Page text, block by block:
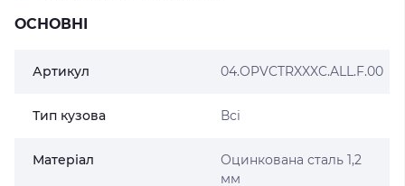
ОСНОВНІ
Артикул 04.OPVCTRXXXC.ALL.F.00
Тип кузова Всі
Матеріал
Оцинкована сталь 1,2
мм